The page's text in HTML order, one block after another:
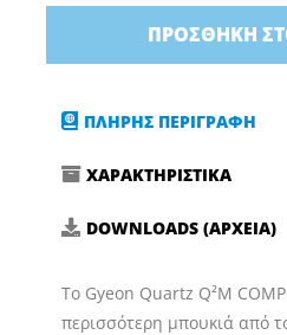
ποσότητα
ΠΡΟΣΘΉΚΗ
ΠΛΗΡΗΣ ΠΕΡΙΓΡΑΦΗ
ΧΑΡΑΚΤΗΡΙΣΤΙΚΑ
DOWNLOADS (ΑΡΧΕΙΑ)
Το Gyeon Quartz Q²M
περισσότερη μπουκιά από